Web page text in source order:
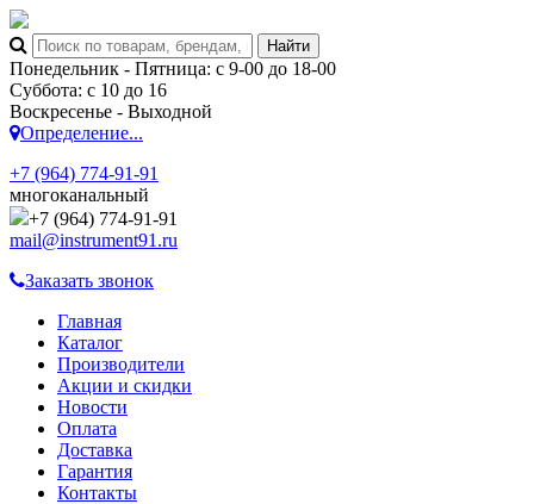
Понедельник - Пятница: с 9-00 до 18-00
Суббота: с 10 до 16
Воскресенье - Выходной
Определение...
+7 (964) 774-91-91
многоканальный
+7 (964) 774-91-91
mail@instrument91.ru
Заказать звонок
Главная
Каталог
Производители
Акции и скидки
Новости
Оплата
Доставка
Гарантия
Контакты